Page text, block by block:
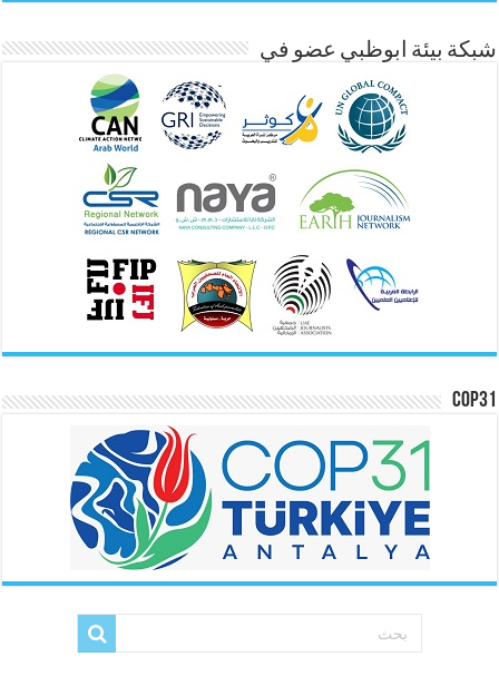
شبكة بيئة ابوظبي عضو في
COP31